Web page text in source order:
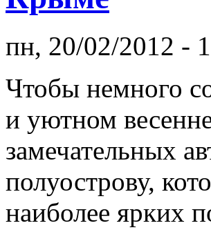
пн, 20/02/2012 -
Чтобы немного
и уютном
замечательных
полуострову,
наиболее ярких